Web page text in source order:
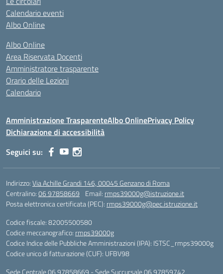
Calendario eventi
Albo Online
Albo Online
Area Riservata Docenti
Amministratore trasparente
Orario delle Lezioni
Calendario
Amministrazione TrasparenteAlbo OnlinePrivacy Policy
Dichiarazione di accessibilità
Seguici su:
Indirizzo:Via Achille Grandi 146, 00045 Genzano di Roma
Centralino:06 97858669 Email: rmps39000g@istruzione.it
Posta elettronica certificata (PEC): rmps39000g@pec.istruzione.it
Codice fiscale: 82005500580
Codice meccanografico: rmps39000g
Codice Indice delle Pubbliche Amministrazioni (IPA): ISTSC_rmps39000g
Codice unico di fatturazione (CUF): UFBV98
Sede Centrale 06 97858669 - Sede Succursale 06 97859742